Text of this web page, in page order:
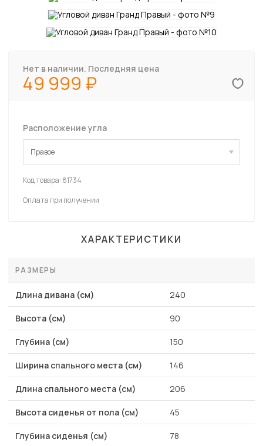
Нет в наличии. Последняя цена
49 999
Расположение угла
Правое
Правое
Код товара: 81734
Оплата при получении
ХАРАКТЕРИСТИКИ
РАЗМЕРЫ
Длина дивана (см) 240
Высота (см) 90
Глубина (см) 150
Ширина спального места (см) 146
Длина спального места (см) 206
Высота сиденья от пола (см) 45
Глубина сиденья (см) 78